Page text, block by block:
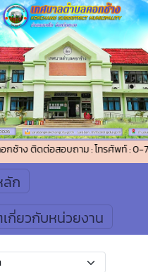
าง ติดต่อสอบถาม : โทรศัพท์ : 0-
ลัก
กี่ยวกับหน่วยงาน